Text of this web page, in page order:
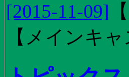
[2015-11-09] 【
【メインキ